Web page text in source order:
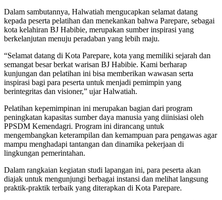
Dalam sambutannya, Halwatiah mengucapkan selamat datang
kepada peserta pelatihan dan menekankan bahwa Parepare, sebagai
kota kelahiran BJ Habibie, merupakan sumber inspirasi yang
berkelanjutan menuju peradaban yang lebih maju.
“Selamat datang di Kota Parepare, kota yang memiliki sejarah dan
semangat besar berkat warisan BJ Habibie. Kami berharap
kunjungan dan pelatihan ini bisa memberikan wawasan serta
inspirasi bagi para peserta untuk menjadi pemimpin yang
berintegritas dan visioner,” ujar Halwatiah.
Pelatihan kepemimpinan ini merupakan bagian dari program
peningkatan kapasitas sumber daya manusia yang diinisiasi oleh
PPSDM Kemendagri. Program ini dirancang untuk
mengembangkan keterampilan dan kemampuan para pengawas agar
mampu menghadapi tantangan dan dinamika pekerjaan di
lingkungan pemerintahan.
Dalam rangkaian kegiatan studi lapangan ini, para peserta akan
diajak untuk mengunjungi berbagai instansi dan melihat langsung
praktik-praktik terbaik yang diterapkan di Kota Parepare.